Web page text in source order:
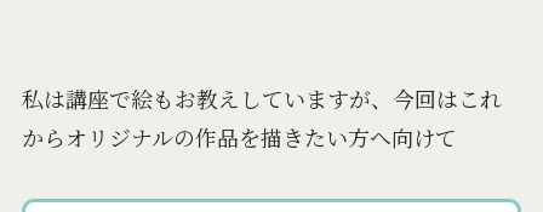
私は講座で絵もお教えしていますが、今回はこれ
からオリジナルの作品を描きたい方へ向けて